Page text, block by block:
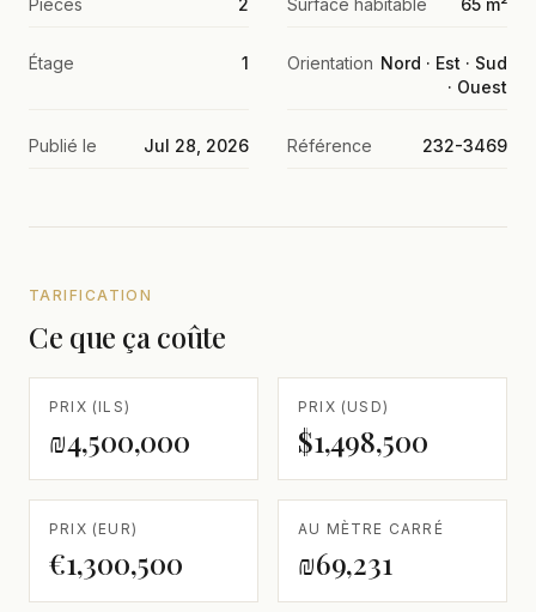
Pièces 2 Surface habitable 65 m²
Étage 1 Orientation Nord · Est · Sud
· Ouest
Publié le Jul 28, 2026 Référence 232-3469
TARIFICATION
Ce que ça coûte
PRIX (ILS)
₪4,500,000
PRIX (USD)
$1,498,500
PRIX (EUR)
€1,300,500
AU MÈTRE CARRÉ
₪69,231